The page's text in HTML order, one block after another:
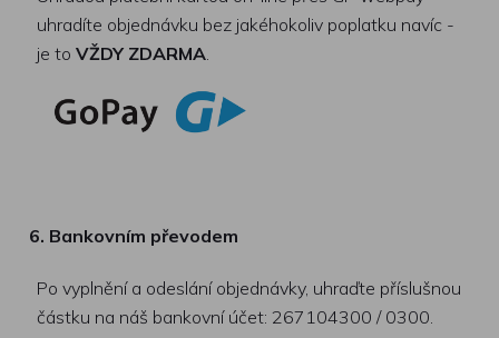
uhradíte objednávku bez jakéhokoliv poplatku navíc -
je to VŽDY ZDARMA.
6. Bankovním převodem
Po vyplnění a odeslání objednávky, uhraďte příslušnou
částku na náš bankovní účet: 267104300 / 0300.